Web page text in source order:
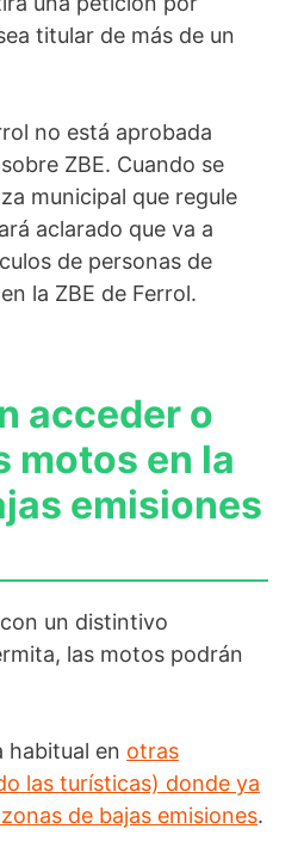
titular de más de un
no está aprobada
ZBE. Cuando se
municipal que regule
aclarado que va a
de personas de
la ZBE de Ferrol.
acceder o
motos en la
emisiones
un distintivo
las motos podrán
habitual en otras
las turísticas) donde ya
de bajas emisiones.